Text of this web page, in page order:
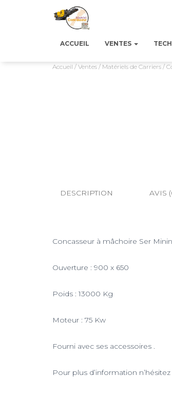
ACCUEIL VENTES
Accueil / Ventes / Matériels de Carriers /
DESCRIPTION AVIS
Concasseur à mâchoire Ser
Ouverture : 900 x 650
Poids : 13000 Kg
Moteur : 75 Kw
Fourni avec ses accessoires .
Pour plus d’information